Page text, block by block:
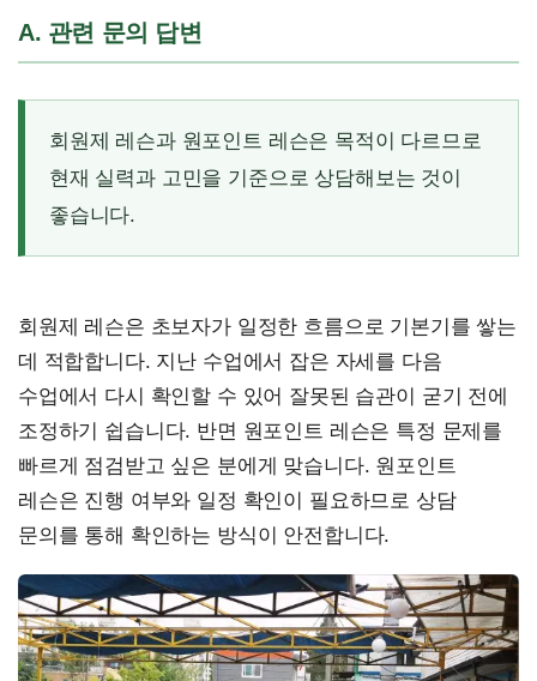
A. 관련 문의 답변
회원제 레슨과 원포인트 레슨은 목적이 다르므로
현재 실력과 고민을 기준으로 상담해보는 것이
좋습니다.
회원제 레슨은 초보자가 일정한 흐름으로 기본기를 쌓는
데 적합합니다. 지난 수업에서 잡은 자세를 다음
수업에서 다시 확인할 수 있어 잘못된 습관이 굳기 전에
조정하기 쉽습니다. 반면 원포인트 레슨은 특정 문제를
빠르게 점검받고 싶은 분에게 맞습니다. 원포인트
레슨은 진행 여부와 일정 확인이 필요하므로 상담
문의를 통해 확인하는 방식이 안전합니다.